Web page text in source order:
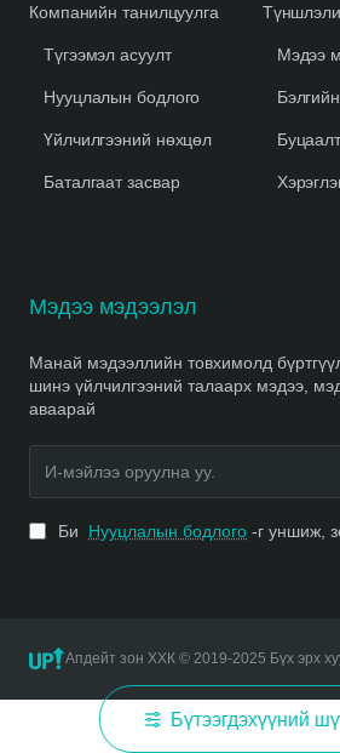
Компанийн танилцуулга
Түгээмэл асуулт
Нууцлалын бодлого
Үйлчилгээний нөхцөл
Баталгаат засвар
Мэдээ
Буцаалт
Мэдээ мэдээлэл
Манай мэдээллийн товхимолд
шинэ үйлчилгээний талаарх мэдээ,
аваарай
мэйлээ
оруулна
уу.
Би Нууцлалын бодлого -г уншиж,
Апдейт зон ХХК © 2019-2025 Бүх эрх
Бүтээгдэхүүний